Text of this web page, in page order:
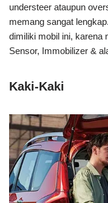
understeer ataupun
memang sangat
dimiliki mobil ini, karena
Sensor, Immobilizer &
Kaki-Kaki